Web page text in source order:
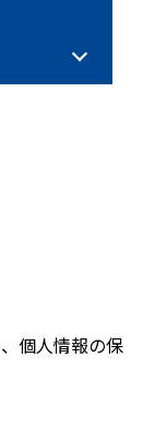
個人情報の保